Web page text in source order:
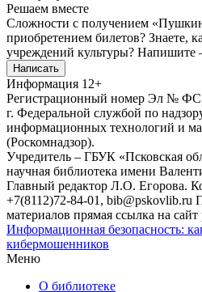
Решаем вместе
Сложности с получением
приобретением билетов? Знаете,
учреждений культуры? Напишите
Написать
Информация 12+
Регистрационный номер Эл №
г. Федеральной службой по
информационных технологий и
(Роскомнадзор).
Учредитель – ГБУК «Псковская
научная библиотека имени
Главный редактор Л.О. Егорова.
+7(8112)72-84-01, bib@pskovlib.ru
материалов прямая ссылка на сайт
Информационная безопасность:
кибермошенников
Меню
О библиотеке